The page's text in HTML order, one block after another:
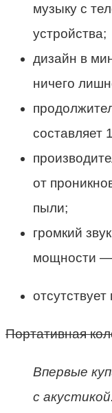
музыку с
устройства;
дизайн в
ничего
составляет
от
пыли;
громкий
мощности —
Портативная
Впервые
с